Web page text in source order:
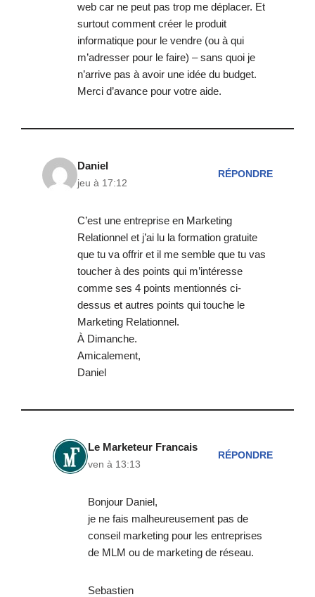
web car ne peut pas trop me déplacer. Et
surtout comment créer le produit
informatique pour le vendre (ou à qui
m’adresser pour le faire) – sans quoi je
n’arrive pas à avoir une idée du budget.
Merci d’avance pour votre aide.
Daniel
jeu à 17:12
RÉPONDRE
C’est une entreprise en Marketing
Relationnel et j’ai lu la formation gratuite
que tu va offrir et il me semble que tu vas
toucher à des points qui m’intéresse
comme ses 4 points mentionnés ci-
dessus et autres points qui touche le
Marketing Relationnel.
À Dimanche.
Amicalement,
Daniel
Le Marketeur Francais
ven à 13:13
RÉPONDRE
Bonjour Daniel,
je ne fais malheureusement pas de
conseil marketing pour les entreprises
de MLM ou de marketing de réseau.
Sebastien